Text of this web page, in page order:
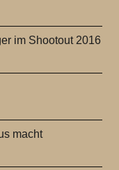
im Shootout 2016
macht